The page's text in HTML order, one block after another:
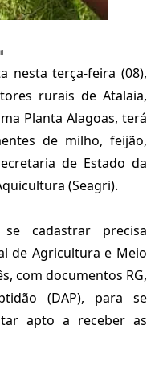
nesta terça-feira (08),
rurais de Atalaia,
Planta Alagoas, terá
de milho, feijão,
de Estado da
(Seagri).
cadastrar precisa
de Agricultura e Meio
com documentos RG,
(DAP), para se
apto a receber as